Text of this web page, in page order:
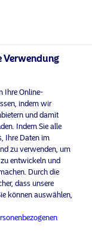
größten Asset
verfügt über
und Asien.
Verwendung
Ihre Online-
indem wir
und damit
Indem Sie alle
Ihre Daten im
zu verwenden, um
entwickeln und
Durch die
dass unsere
können auswählen,